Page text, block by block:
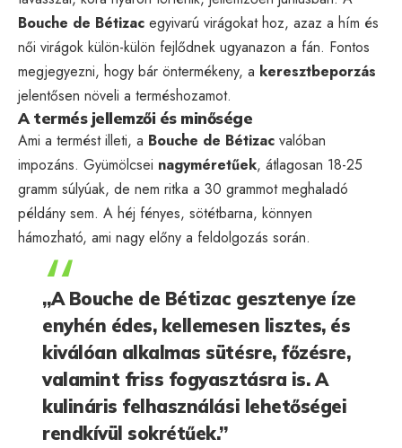
Bouche de Bétizac egyivarú virágokat hoz, azaz a hím és
női virágok külön-külön fejlődnek ugyanazon a fán. Fontos
megjegyezni, hogy bár öntermékeny, a keresztbeporzás
jelentősen növeli a terméshozamot.
A termés jellemzői és minősége
Ami a termést illeti, a Bouche de Bétizac valóban
impozáns. Gyümölcsei nagyméretűek, átlagosan 18-25
gramm súlyúak, de nem ritka a 30 grammot meghaladó
példány sem. A héj fényes, sötétbarna, könnyen
hámozható, ami nagy előny a feldolgozás során.
„A Bouche de Bétizac gesztenye íze
enyhén édes, kellemesen lisztes, és
kiválóan alkalmas sütésre, főzésre,
valamint friss fogyasztásra is. A
kulináris felhasználási lehetőségei
rendkívül sokrétűek.”